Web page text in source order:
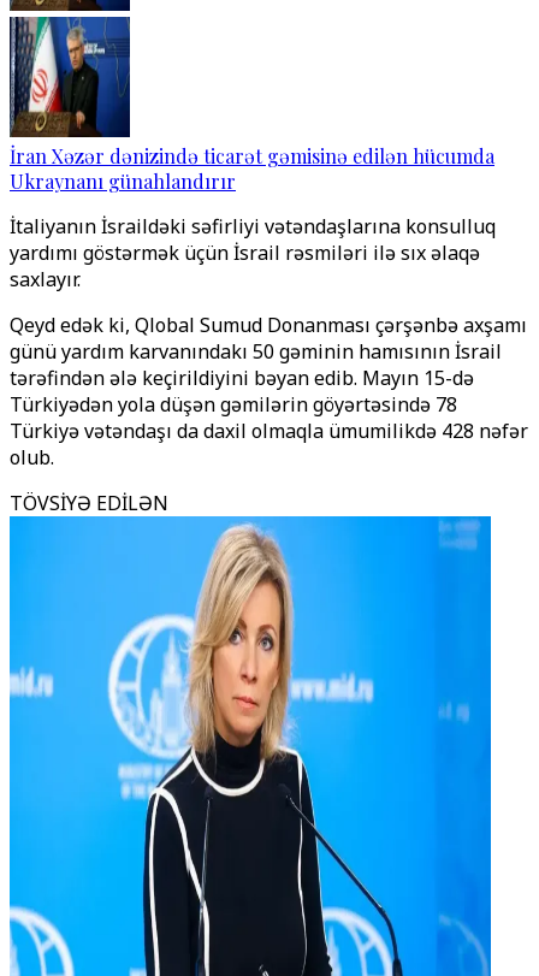
İran Xəzər dənizində ticarət gəmisinə edilən hücumda
Ukraynanı günahlandırır
İtaliyanın İsraildəki səfirliyi vətəndaşlarına konsulluq
yardımı göstərmək üçün İsrail rəsmiləri ilə sıx əlaqə
saxlayır.
Qeyd edək ki, Qlobal Sumud Donanması çərşənbə axşamı
günü yardım karvanındakı 50 gəminin hamısının İsrail
tərəfindən ələ keçirildiyini bəyan edib. Mayın 15-də
Türkiyədən yola düşən gəmilərin göyərtəsində 78
Türkiyə vətəndaşı da daxil olmaqla ümumilikdə 428 nəfər
olub.
TÖVSİYƏ EDİLƏN